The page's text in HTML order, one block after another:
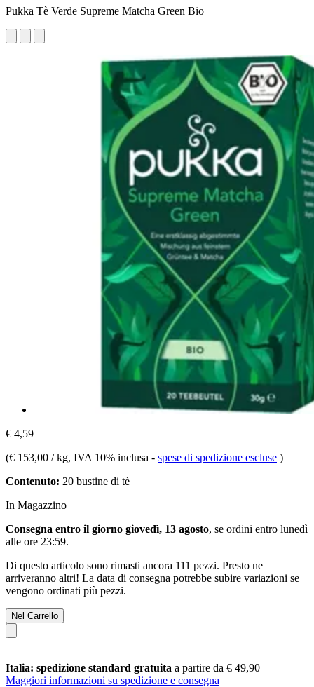
Pukka Tè Verde Supreme Matcha Green Bio
€ 4,59
(€ 153,00 / kg, IVA 10% inclusa - spese di spedizione escluse )
Contenuto: 20 bustine di tè
In Magazzino
Consegna entro il giorno giovedì, 13 agosto, se ordini entro lunedì
alle ore 23:59.
Di questo articolo sono rimasti ancora 111 pezzi. Presto ne
arriveranno altri! La data di consegna potrebbe subire variazioni se
vengono ordinati più pezzi.
Nel Carrello
Italia: spedizione standard gratuita a partire da € 49,90
Maggiori informazioni su spedizione e consegna